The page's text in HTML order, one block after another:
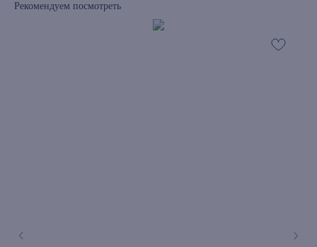
Рекомендуем посмотреть